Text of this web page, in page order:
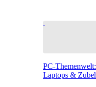
PC-
Laptops &